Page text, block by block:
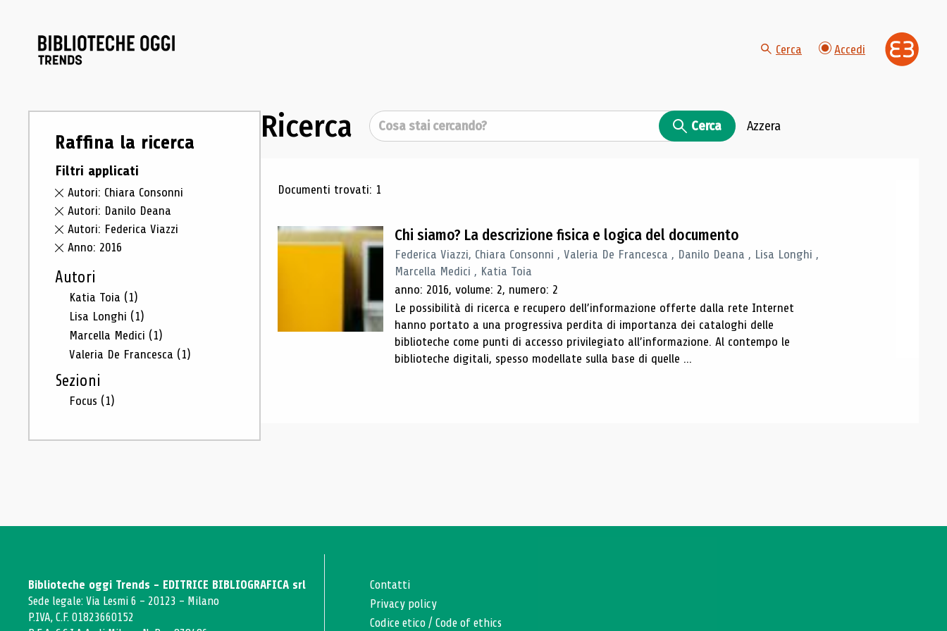
Cerca Accedi
Raffina la ricerca
Filtri applicati
Autori: Chiara Consonni
Autori: Danilo Deana
Autori: Federica Viazzi
Anno: 2016
Autori
Katia Toia (1)
Lisa Longhi (1)
Marcella Medici (1)
Valeria De Francesca (1)
Sezioni
Focus (1)
Ricerca Cerca Cerca Azzera
Risultati di ricerca
Documenti trovati: 1
Chi siamo? La descrizione fisica e logica del documento
Federica Viazzi, Chiara Consonni , Valeria De Francesca , Danilo Deana , Lisa Longhi ,
Marcella Medici , Katia Toia
anno: 2016, volume: 2, numero: 2
Le possibilità di ricerca e recupero dell’informazione offerte dalla rete Internet
hanno portato a una progressiva perdita di importanza dei cataloghi delle
biblioteche come punti di accesso privilegiato all’informazione. Al contempo le
biblioteche digitali, spesso modellate sulla base di quelle ...
Biblioteche oggi Trends - EDITRICE BIBLIOGRAFICA srl
Sede legale: Via Lesmi 6 - 20123 - Milano
P.IVA, C.F. 01823660152
Contatti
Privacy policy
Codice etico /Code of ethics